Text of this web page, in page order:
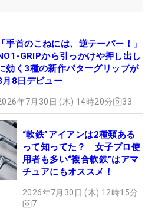
「手首のこねには、逆テーパー！」
GRIPから引っかけや押し出し
効く3種の新作パターグリップが
月8日デビュー
年7月30日 (木) 14時20分 33
“軟鉄”アイアンは2種類ある
って知ってた？ 女子プロ使
用者も多い“複合軟鉄”はアマ
チュアにもオススメ！
2026年7月30日 (木) 12時15分
7